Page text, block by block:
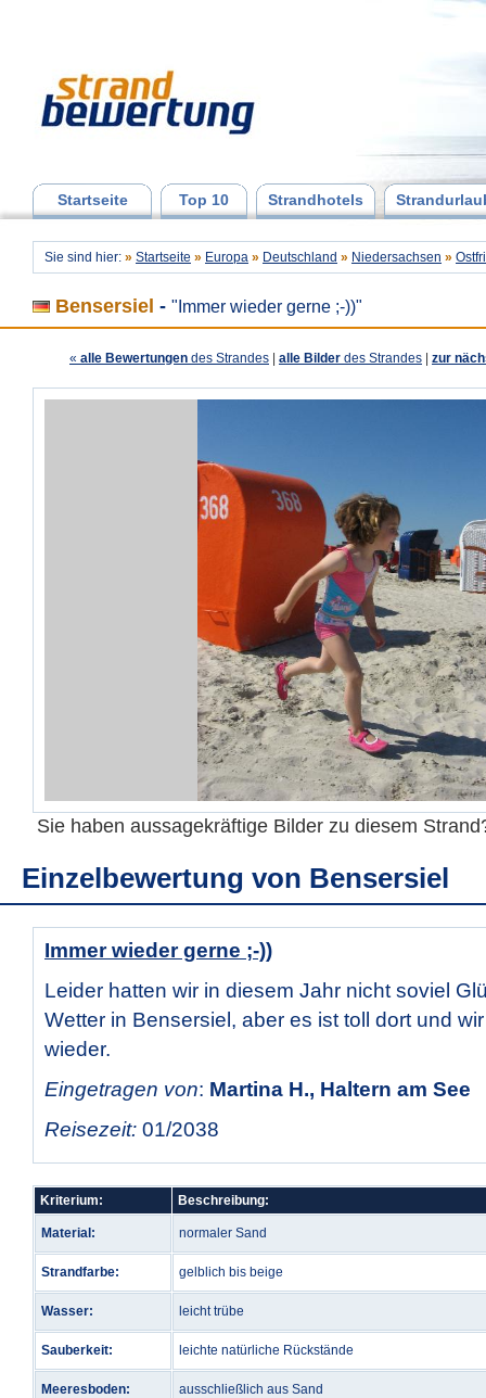
Startseite Top 10 Strandhotels
Sie sind hier: » Startseite » Europa » Deutschland » Niedersachsen »
Bensersiel - "Immer wieder gerne ;-))"
« alle Bewertungen des Strandes alle Bilder des Strandes zur
Sie haben aussagekräftige Bilder zu diesem
Einzelbewertung von Bensersiel
Immer wieder gerne ;-))
Leider hatten wir in diesem Jahr nicht soviel
Wetter in Bensersiel, aber es ist toll dort und
wieder.
Eingetragen von: Martina H., Haltern am See
Reisezeit: 01/2038
Kriterium: Beschreibung:
Material: normaler Sand
Strandfarbe: gelblich bis beige
Wasser: leicht trübe
Sauberkeit: leichte natürliche Rückstände
Meeresboden: ausschließlich aus Sand